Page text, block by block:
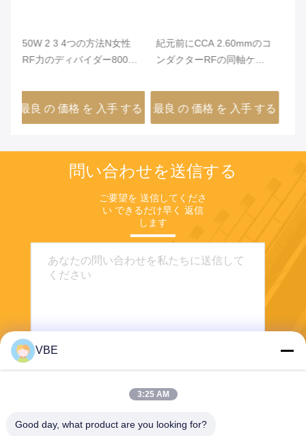
紀元前にCCA 2.60mmのコ
ンダクターRFの同軸ケー
最良 の 価格 を 入手 する
800-2700MHz N女性RFキ
ャビティ コンバイナー ア
最良 の 価格 を 入手 する
問い合わせを送信する
ご要望を 送信してくださ
い できるだけ早く 返信
します
VBE
3:25 AM
Good day, what product are you looking for?